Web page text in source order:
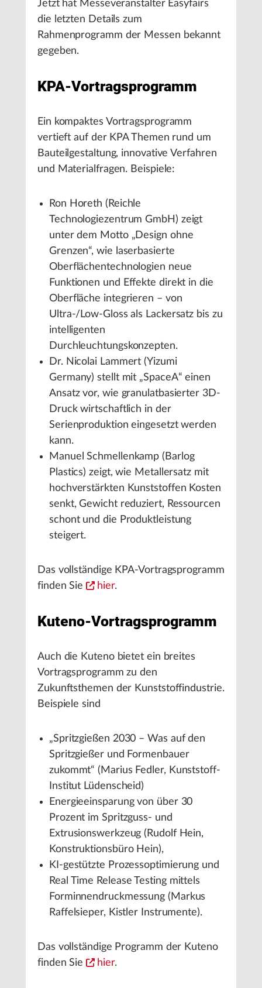
Jetzt hat Messeveranstalter Easyfairs
die letzten Details zum
Rahmenprogramm der Messen bekannt
gegeben.
KPA-Vortragsprogramm
Ein kompaktes Vortragsprogramm
vertieft auf der KPA Themen rund um
Bauteilgestaltung, innovative Verfahren
und Materialfragen. Beispiele:
Ron Horeth (Reichle
Technologiezentrum GmbH) zeigt
unter dem Motto „Design ohne
Grenzen“, wie laserbasierte
Oberflächentechnologien neue
Funktionen und Effekte direkt in die
Oberfläche integrieren – von
Ultra-/Low-Gloss als Lackersatz bis zu
intelligenten
Durchleuchtungskonzepten.
Dr. Nicolai Lammert (Yizumi
Germany) stellt mit „SpaceA“ einen
Ansatz vor, wie granulatbasierter 3D-
Druck wirtschaftlich in der
Serienproduktion eingesetzt werden
kann.
Manuel Schmellenkamp (Barlog
Plastics) zeigt, wie Metallersatz mit
hochverstärkten Kunststoffen Kosten
senkt, Gewicht reduziert, Ressourcen
schont und die Produktleistung
steigert.
Das vollständige KPA-Vortragsprogramm
finden Sie
hier.
Kuteno-Vortragsprogramm
Auch die Kuteno bietet ein breites
Vortragsprogramm zu den
Zukunftsthemen der Kunststoffindustrie.
Beispiele sind
„Spritzgießen 2030 – Was auf den
Spritzgießer und Formenbauer
zukommt“ (Marius Fedler, Kunststoff-
Institut Lüdenscheid)
Energieeinsparung von über 30
Prozent im Spritzguss- und
Extrusionswerkzeug (Rudolf Hein,
Konstruktionsbüro Hein),
KI-gestützte Prozessoptimierung und
Real Time Release Testing mittels
Forminnendruckmessung (Markus
Raffelsieper, Kistler Instrumente).
Das vollständige Programm der Kuteno
finden Sie
hier.